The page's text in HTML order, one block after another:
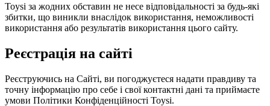
Toysi за жодних обставин не несе відповідальності за будь-які
збитки, що виникли внаслідок використання, неможливості
використання або результатів використання цього сайту.
Реєстрація на сайті
Реєструючись на Сайті, ви погоджуєтеся надати правдиву та
точну інформацію про себе і свої контактні дані та приймаєте
умови Політики Конфіденційності Toysi.